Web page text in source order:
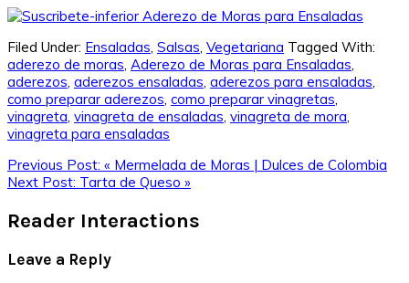
Filed Under: Ensaladas, Salsas, Vegetariana Tagged With:
aderezo de moras, Aderezo de Moras para Ensaladas,
aderezos, aderezos ensaladas, aderezos para ensaladas,
como preparar aderezos, como preparar vinagretas,
vinagreta, vinagreta de ensaladas, vinagreta de mora,
vinagreta para ensaladas
Previous Post: « Mermelada de Moras | Dulces de Colombia
Next Post: Tarta de Queso »
Reader Interactions
Leave a Reply